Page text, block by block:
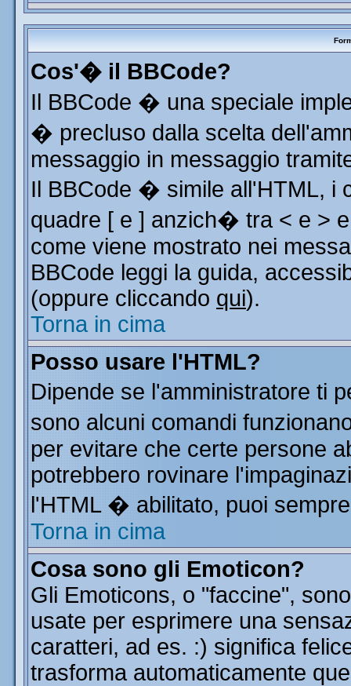
Cos'� il BBCode?
Il BBCode � una speciale
� precluso dalla scelta
messaggio in messaggio
Il BBCode � simile all'HTML, i
quadre [ e ] anzich� tra < e >
come viene mostrato nei
BBCode leggi la guida,
(oppure cliccando qui).
Torna in cima
Posso usare l'HTML?
Dipende se l'amministratore ti
sono alcuni comandi
per evitare che certe persone
potrebbero rovinare
l'HTML � abilitato, puoi
Torna in cima
Cosa sono gli Emoticon?
Gli Emoticons, o "faccine",
usate per esprimere una
caratteri, ad es. :) significa
trasforma automaticamente